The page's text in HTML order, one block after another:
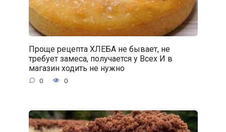
Проще рецепта ХЛЕБА не бывает, не
требует замеса, получается у Всех И в
магазин ходить не нужно
0 0